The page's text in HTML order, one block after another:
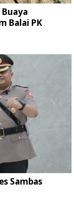
Balai PK
Sambas